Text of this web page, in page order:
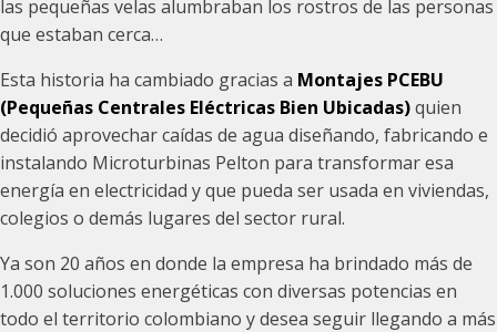
las pequeñas velas alumbraban los rostros de las personas
que estaban cerca…
Esta historia ha cambiado gracias a Montajes PCEBU
(Pequeñas Centrales Eléctricas Bien Ubicadas)quien
decidió aprovechar caídas de agua diseñando, fabricando e
instalando Microturbinas Pelton para transformar esa
energía en electricidad y que pueda ser usada en viviendas,
colegios o demás lugares del sector rural.
Ya son 20 años en donde la empresa ha brindado más de
1.000 soluciones energéticas con diversas potencias en
todo el territorio colombiano y desea seguir llegando a más